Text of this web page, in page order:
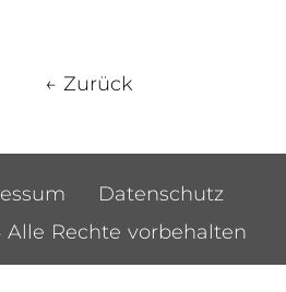
← Zurück
Datenschutz
Alle Rechte vorbehalten